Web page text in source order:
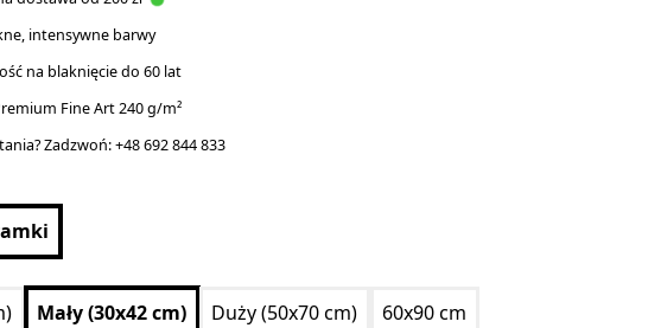
intensywne barwy
na blaknięcie do 60 lat
Fine Art 240 g/m²
Zadzwoń:+48 692 844 833
Mały (30x42 cm) Duży (50x70 cm) 60x90 cm